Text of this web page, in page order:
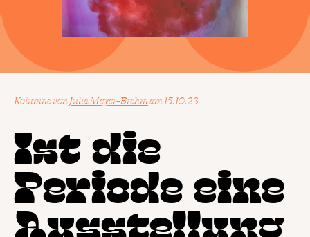
KolumnevonJulia Meyer-Brehm 15.10.23
Ist die
Periode eine